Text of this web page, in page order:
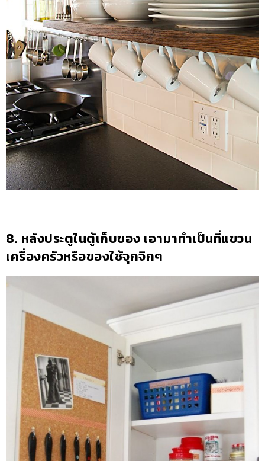
8. หลังประตูในตู้เก็บของ เอามาทำเป็นที่แขวน
เครื่องครัวหรือของใช้จุกจิกๆ